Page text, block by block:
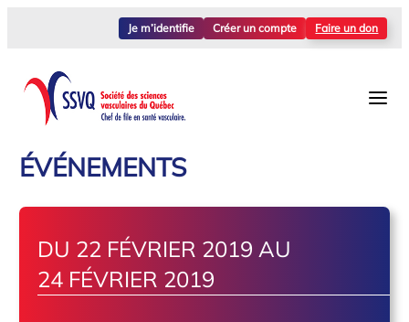
Je m’identifie Créer un compte Faire un don
ÉVÉNEMENTS
DU 22 FÉVRIER 2019 AU
24 FÉVRIER 2019